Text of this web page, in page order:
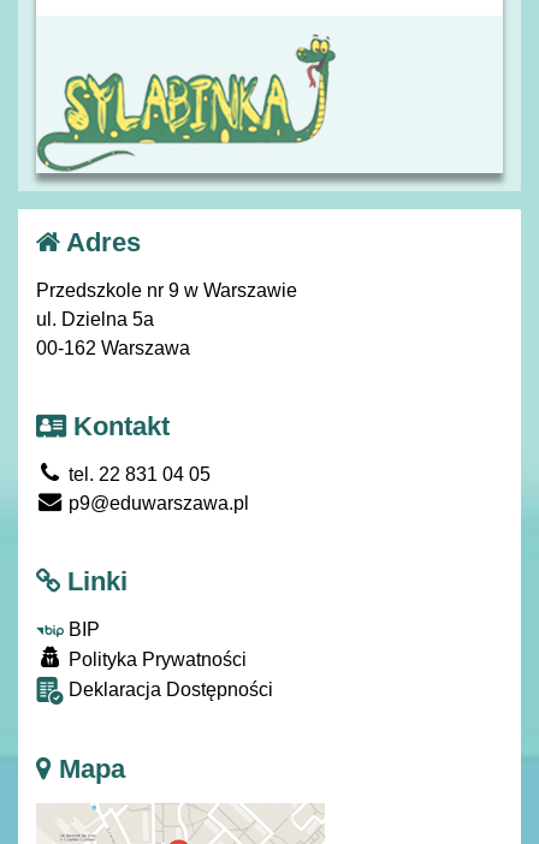
Adres
Przedszkole nr 9 w Warszawie
ul. Dzielna 5a
00-162 Warszawa
Kontakt
tel. 22 831 04 05
p9@eduwarszawa.pl
Linki
BIP
Polityka Prywatności
Deklaracja Dostępności
Mapa